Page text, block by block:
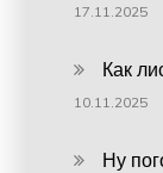
17.11.2025
Как
10.11.2025
Ну